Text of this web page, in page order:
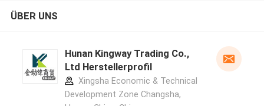
ÜBER UNS
Hunan Kingway Trading Co.,
Ltd Herstellerprofil
Xingsha Economic & Technical
Development Zone Changsha,